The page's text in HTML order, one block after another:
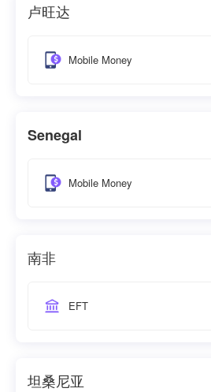
卢旺达
Mobile Money
Senegal
Mobile Money
南非
EFT
坦桑尼亚